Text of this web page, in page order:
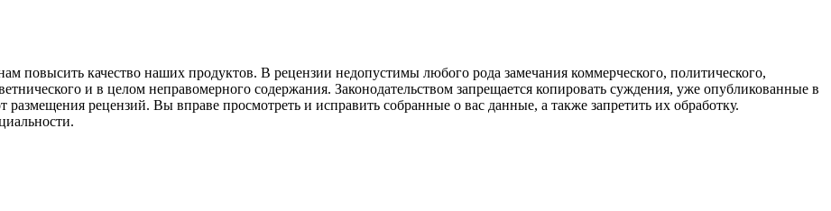
повысить качество наших продуктов. В рецензии недопустимы любого рода замечания коммерческого, политического,
и в целом неправомерного содержания. Законодательством запрещается копировать суждения, уже опубликованные в
размещения рецензий. Вы вправе просмотреть и исправить собранные о вас данные, а также запретить их обработку.